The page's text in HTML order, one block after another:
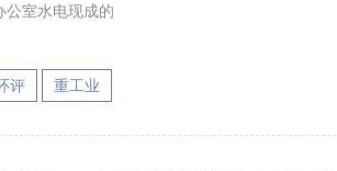
公室水电现成的
评 重工业